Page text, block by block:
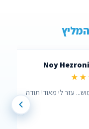
דרך האתר שאגב היה ממש
עזר לי , בזכותו הצלחתי
”